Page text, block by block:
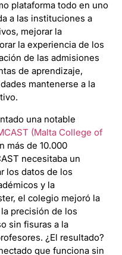
plataforma todo en uno
a las instituciones a
mejorar la
la experiencia de los
de las admisiones
de aprendizaje,
mantenerse a la
una notable
(Malta College of
más de 10.000
necesitaba un
los datos de los
y la
el colegio mejoró la
precisión de los
sin fisuras a la
¿El resultado?
que funciona sin